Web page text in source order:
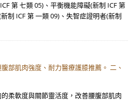
第 七類 05)、平衡機能障礙(新制 ICF 第
制 ICF 第 一類 09)、失智症證明者(新制
部肌肉強度、耐力醫療護膝推薦。 二、
柔軟度與關節靈活度，改善腰腹部肌肉